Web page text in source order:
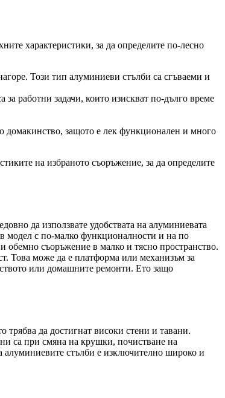
характеристики, за да определите по-лесно
Този тип алуминиеви стълби са сгъваеми и
работни задачи, които изискват по-дълго време
домакинство, защото е лек функционален и много
на избраното съоръжение, за да определите
да използвате удобствата на алуминиевата
модел с по-малко функционалности и на по
обемно съоръжение в малко и тясно пространство.
Това може да е платформа или механизъм за
или домашните ремонти. Ето защо
да достигнат високи стени и тавани.
са при смяна на крушки, почистване на
алуминиевите стълби е изключително широко и